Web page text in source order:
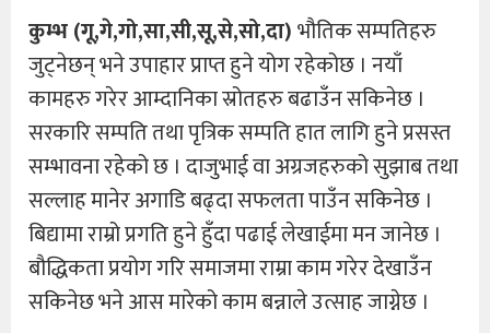
कुम्भ (गू,गे,गो,सा,सी,सू,से,सो,दा)भौतिक सम्पतिहरु
जुट्नेछन् भने उपाहार प्राप्त हुने योग रहेकोछ । नयाँ
कामहरु गरेर आम्दानिका स्रोतहरु बढाउँन सकिनेछ ।
सरकारि सम्पति तथा पृत्रिक सम्पति हात लागि हुने प्रसस्त
सम्भावना रहेको छ । दाजुभाई वा अग्रजहरुको सुझाब तथा
सल्लाह मानेर अगाडि बढ्दा सफलता पाउँन सकिनेछ ।
बिद्यामा राम्रो प्रगति हुने हुँदा पढाई लेखाईमा मन जानेछ ।
बौद्धिकता प्रयोग गरि समाजमा राम्रा काम गरेर देखाउँन
सकिनेछ भने आस मारेको काम बन्नाले उत्साह जाग्नेछ ।